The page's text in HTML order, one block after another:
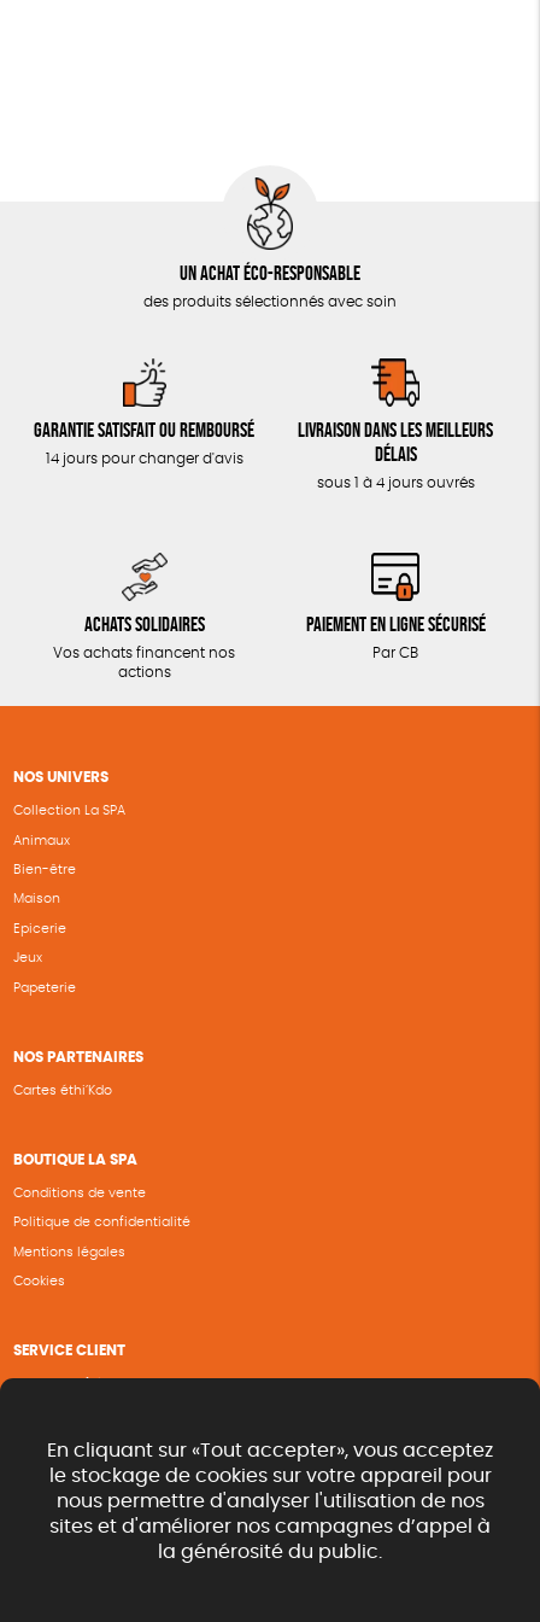
Un achat éco-responsable
des produits sélectionnés avec soin
Garantie satisfait ou remboursé
14 jours pour changer d'avis
Livraison dans les meilleurs
délais
sous 1 à 4 jours ouvrés
Achats solidaires
Vos achats financent nos
actions
Paiement en ligne sécurisé
Par CB
NOS UNIVERS
Collection La SPA
Animaux
Bien-être
Maison
Epicerie
Jeux
Papeterie
NOS PARTENAIRES
Cartes éthi’Kdo
BOUTIQUE LA SPA
Conditions de vente
Politique de confidentialité
Mentions légales
Cookies
SERVICE CLIENT
Nous contacter
Renvoyer des articles
Commande rapide catalogue
En cliquant sur «Tout accepter», vous acceptez
le stockage de cookies sur votre appareil pour
nous permettre d'analyser l'utilisation de nos
sites et d'améliorer nos campagnes d’appel à
la générosité du public.